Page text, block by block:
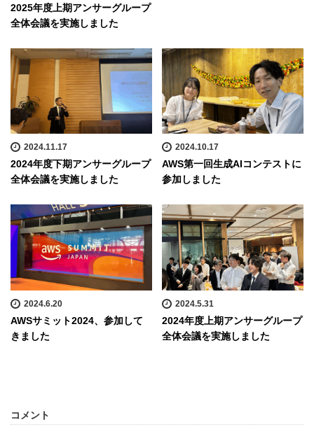
2025年度上期アンサーグループ
全体会議を実施しました
2024.11.17
2024年度下期アンサーグループ
全体会議を実施しました
2024.10.17
AWS第一回生成AIコンテストに
参加しました
2024.6.20
AWSサミット2024、参加して
きました
2024.5.31
2024年度上期アンサーグループ
全体会議を実施しました
コメント